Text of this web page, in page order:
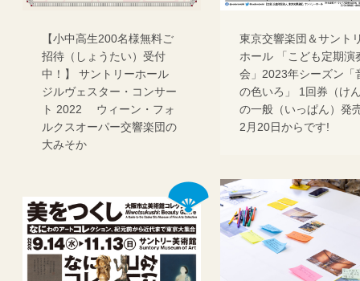
【小中高生200名様無料ご
招待（しょうたい）受付
中！】 サントリーホール
ジルヴェスター・コンサー
ト 2022 ウィーン・フォ
ルクスオーパー交響楽団の
大みそか
東京交響楽団＆サント
ホール 「こども定期演
会」2023年シーズン「
の色いろ」 1回券（け
の一般（いっぱん）発
2月20日からです!